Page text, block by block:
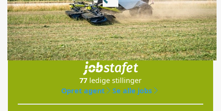
Jobs
i samarbejde med
77 ledige stillinger
Opret agent
Se alle jobs